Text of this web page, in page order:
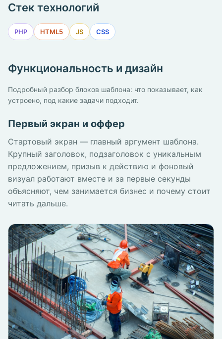
Стек технологий
PHP HTML5 JS CSS
Функциональность и дизайн
Подробный разбор блоков шаблона: что показывает, как
устроено, под какие задачи подходит.
Первый экран и оффер
Стартовый экран — главный аргумент шаблона.
Крупный заголовок, подзаголовок с уникальным
предложением, призыв к действию и фоновый
визуал работают вместе и за первые секунды
объясняют, чем занимается бизнес и почему стоит
читать дальше.